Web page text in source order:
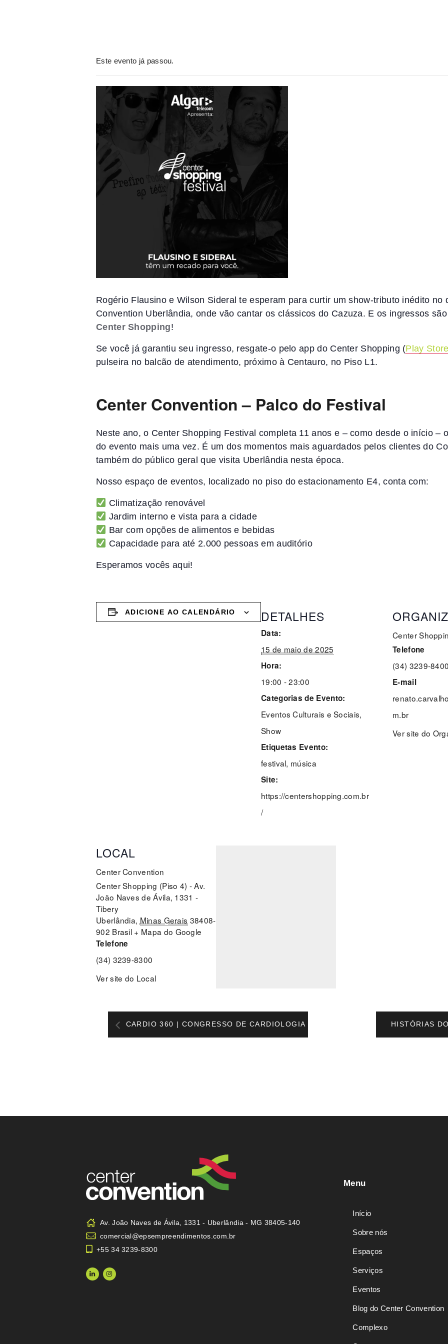
Este evento já passou.
Rogério Flausino e Wilson Sideral te esperam para curtir um show-tributo inédito no
Convention Uberlândia, onde vão cantar os clássicos do Cazuza. E os ingressos
Center Shopping!
Se você já garantiu seu ingresso, resgate-o pelo app do Center Shopping (Play Store
pulseira no balcão de atendimento, próximo à Centauro, no Piso L1.
Center Convention – Palco do Festival
Neste ano, o Center Shopping Festival completa 11 anos e – como desde o início – o
do evento mais uma vez. É um dos momentos mais aguardados pelos clientes do
também do público geral que visita Uberlândia nesta época.
Nosso espaço de eventos, localizado no piso do estacionamento E4, conta com:
Climatização renovável
Jardim interno e vista para a cidade
Bar com opções de alimentos e bebidas
Capacidade para até 2.000 pessoas em auditório
Esperamos vocês aqui!
ADICIONE AO CALENDÁRIO DETALHES
Data:
15 de maio de 2025
Hora:
19:00 - 23:00
Categorias de Evento:
Eventos Culturais e Sociais,
Show
Etiquetas Evento:
festival, música
Site:
https://centershopping.com.br
/
Center
Telefone
(34) 3239-8400
E-mail
m.br
Ver site do
LOCAL
Center Convention
Center Shopping (Piso 4) - Av.
João Naves de Ávila, 1331 -
Tibery
Uberlândia, Minas Gerais 38408-
902 Brasil + Mapa do Google
Telefone
(34) 3239-8300
Ver site do Local
CARDIO 360 | CONGRESSO DE CARDIOLOGIA 2025 HISTÓRIAS
Av. João Naves de Ávila, 1331 - Uberlândia - MG 38405-140
comercial@epsempreendimentos.com.br
+55 34 3239-8300
Menu
Início
Sobre nós
Espaços
Serviços
Eventos
Blog do Center Convention
Complexo